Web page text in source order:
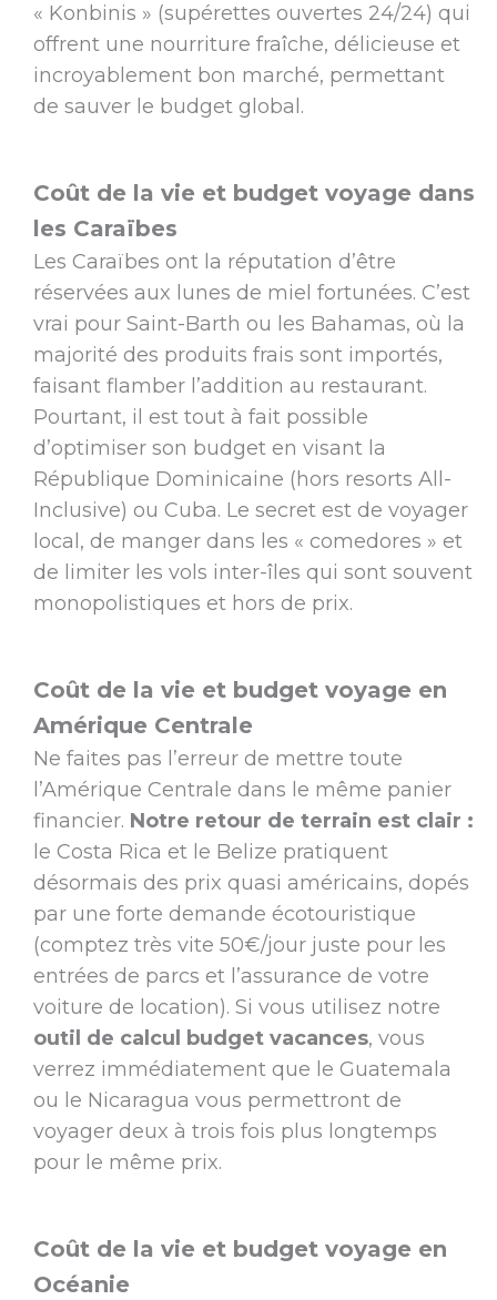
« Konbinis » (supérettes ouvertes 24/24) qui
offrent une nourriture fraîche, délicieuse et
incroyablement bon marché, permettant
de sauver le budget global.
Coût de la vie et budget voyage dans
les Caraïbes
Les Caraïbes ont la réputation d’être
réservées aux lunes de miel fortunées. C’est
vrai pour Saint-Barth ou les Bahamas, où la
majorité des produits frais sont importés,
faisant flamber l’addition au restaurant.
Pourtant, il est tout à fait possible
d’optimiser son budget en visant la
République Dominicaine (hors resorts All-
Inclusive) ou Cuba. Le secret est de voyager
local, de manger dans les « comedores » et
de limiter les vols inter-îles qui sont souvent
monopolistiques et hors de prix.
Coût de la vie et budget voyage en
Amérique Centrale
Ne faites pas l’erreur de mettre toute
l’Amérique Centrale dans le même panier
financier. Notre retour de terrain est clair :
le Costa Rica et le Belize pratiquent
désormais des prix quasi américains, dopés
par une forte demande écotouristique
(comptez très vite 50€/jour juste pour les
entrées de parcs et l’assurance de votre
voiture de location). Si vous utilisez notre
outil de calcul budget vacances, vous
verrez immédiatement que le Guatemala
ou le Nicaragua vous permettront de
voyager deux à trois fois plus longtemps
pour le même prix.
Coût de la vie et budget voyage en
Océanie